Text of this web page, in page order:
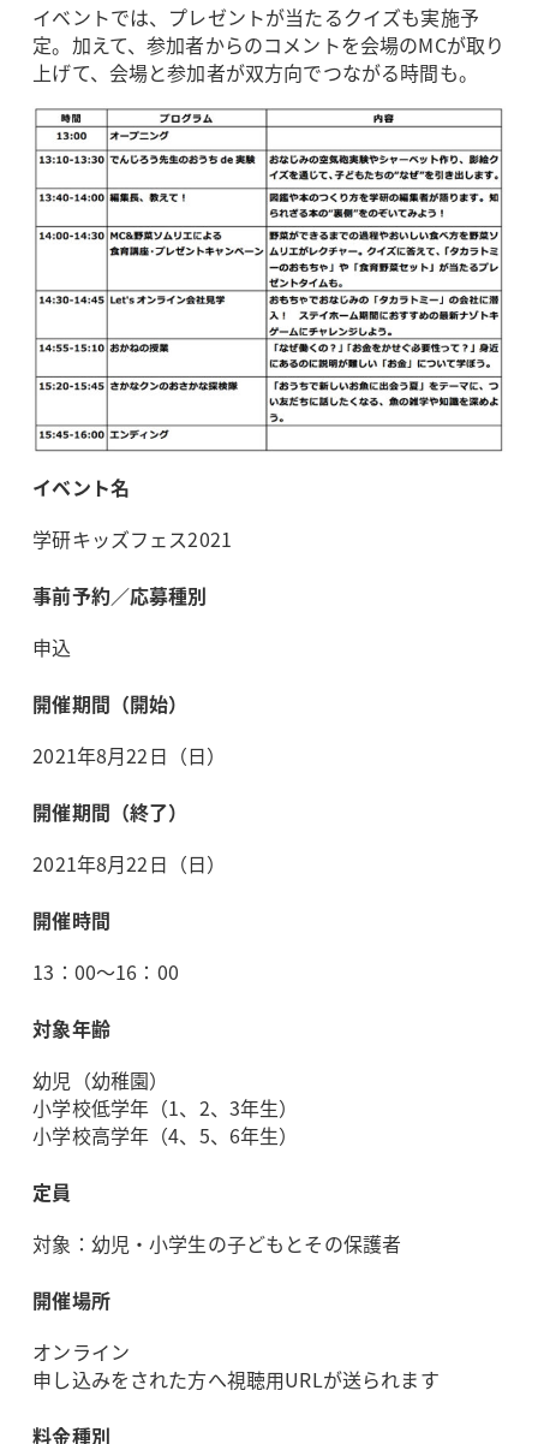
イベントでは、プレゼントが当たるクイズも実施予
定。加えて、参加者からのコメントを会場のMCが取り
上げて、会場と参加者が双方向でつながる時間も。
イベント名
学研キッズフェス2021
事前予約／応募種別
申込
開催期間（開始）
2021年8月22日（日）
開催期間（終了）
2021年8月22日（日）
開催時間
13：00～16：00
対象年齢
幼児（幼稚園）
小学校低学年（1、2、3年生）
小学校高学年（4、5、6年生）
定員
対象：幼児・小学生の子どもとその保護者
開催場所
オンライン
申し込みをされた方へ視聴用URLが送られます
料金種別